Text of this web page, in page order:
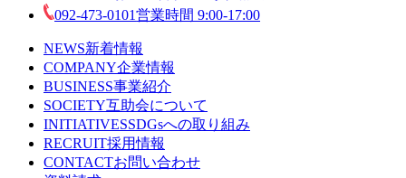
092-473-0101営業時間 9:00-17:00
NEWS新着情報
COMPANY企業情報
BUSINESS事業紹介
SOCIETY互助会について
INITIATIVESSDGsへの取り組み
RECRUIT採用情報
CONTACTお問い合わせ